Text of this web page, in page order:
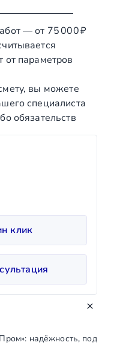
— от 75 000 ₽
от параметров
вы можете
специалиста
обязательств
клик
надёжность,